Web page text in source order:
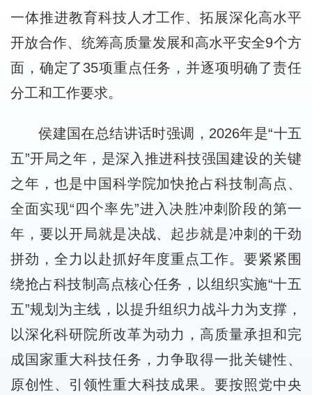
一体推进教育科技人才工作、拓展深化高水平
开放合作、统筹高质量发展和高水平安全9个方
面，确定了35项重点任务，并逐项明确了责任
分工和工作要求。
侯建国在总结讲话时强调，2026年是“十五
五”开局之年，是深入推进科技强国建设的关键
之年，也是中国科学院加快抢占科技制高点、
全面实现“四个率先”进入决胜冲刺阶段的第一
年，要以开局就是决战、起步就是冲刺的干劲
拼劲，全力以赴抓好年度重点工作。要紧紧围
绕抢占科技制高点核心任务，以组织实施“十五
五”规划为主线，以提升组织力战斗力为支撑，
以深化科研院所改革为动力，高质量承担和完
成国家重大科技任务，力争取得一批关键性、
原创性、引领性重大科技成果。要按照党中央